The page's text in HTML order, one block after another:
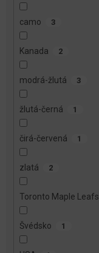
camo 3
Kanada 2
modrá-žlutá 3
žlutá-černá 1
čirá-červená 1
zlatá 2
Toronto Maple Leafs
Švédsko 1